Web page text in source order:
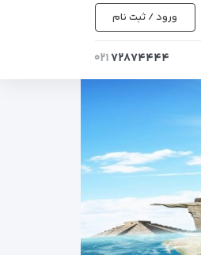
ورود / ثبت نام
۷۲۸۷۴۴۴۴۰۲۱